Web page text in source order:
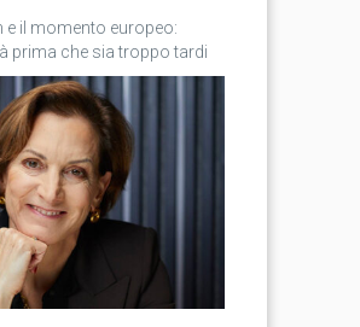
e il momento europeo:
prima che sia troppo tardi